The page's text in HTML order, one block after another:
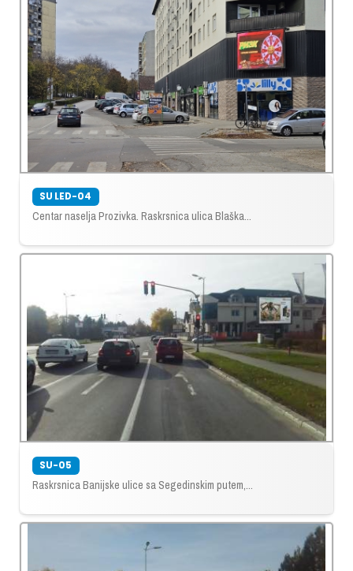
SU LED-04
Centar naselja Prozivka. Raskrsnica ulica Blaška...
SU-05
Raskrsnica Banijske ulice sa Segedinskim putem,...